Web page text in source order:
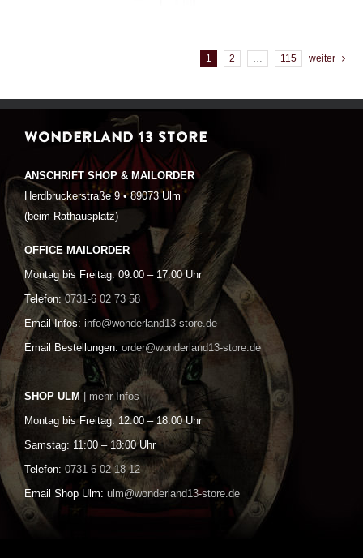
1 2 … 115 weiter
WONDERLAND 13 STORE
ANSCHRIFT SHOP & MAILORDER
Herdbruckerstraße 9 • 89073 Ulm
(beim Rathausplatz)
OFFICE MAILORDER
Montag bis Freitag: 09:00 – 17:00 Uhr
Telefon: 0731-6 02 73 58
Email Infos: info@wonderland13-store.de
Email Bestellungen: order@wonderland13-store.de
SHOP ULM | mehr Infos
Montag bis Freitag: 12:00 – 18:00 Uhr
Samstag: 11:00 – 18:00 Uhr
Telefon: 0731-6 02 18 12
Email Shop Ulm: ulm@wonderland13-store.de